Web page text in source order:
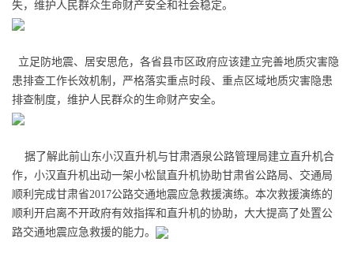
失，维护人民群众生命财产安全和社会稳定。
立足防地震、居安思危， 各省县市区政府应该建立完善地质灾害隐
患排查工作长效机制，严格落实重点时段、重点区域地质灾害隐患
排查制度， 维护人民群众的生命财产安全。
据了解此前山东小汉直升机与甘肃酒泉公路管理局建立直升机合
作，小汉直升机出动一架小松鼠直升机协助甘肃省公路局、交通局
顺利完成甘肃省2017公路交通地震应急救援演练。本次救援演练的
顺利 开启离不开政府有效指挥和直升机的协助，大大提高了处置公
路交通地震应急救援的能力。